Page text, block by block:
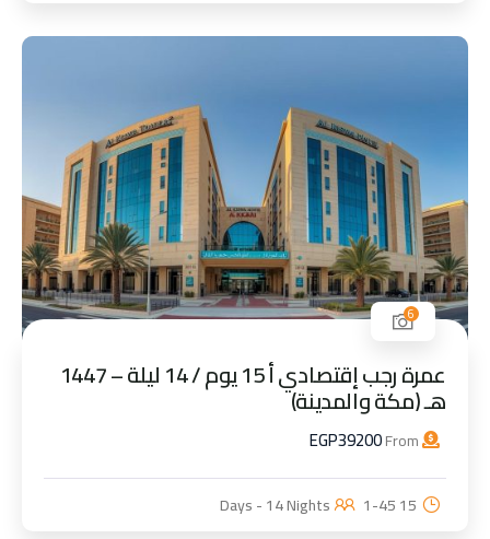
6
عمرة رجب إقتصادي أ 15 يوم / 14 ليلة – 1447
هـ (مكة والمدينة)
EGP39200
15 Days - 14 Nights
1-45